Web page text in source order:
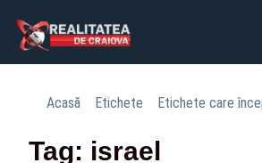
Acasă Etichete Etichete care
Tag: israel